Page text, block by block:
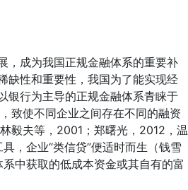
，成为我国正规金融体系的重要补
缺性和重要性，我国为了能实现经
银行为主导的正规金融体系青睐于
致使不同企业之间存在不同的融资
毅夫等，2001；郑曙光，2012，温
，企业“类信贷”便适时而生（钱雪
中获取的低成本资金或其自有的富